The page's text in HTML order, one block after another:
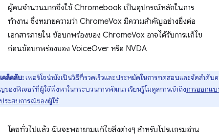
ผู้คนจำนวนมากจึงใช้ Chromebook เป็นอุปกรณ์หลักในการ
ทำงาน ซึ่งหมายความว่า ChromeVox มีความสำคัญอย่างยิ่งต่อ
เอกสารภายใน ข้อบกพร่องของ ChromeVox อาจได้รับการแก้ไข
ก่อนข้อบกพร่องของ VoiceOver หรือ NVDA
เคล็ดลับ:เพอร์โซน่ายังเป็นวิธีที่รวดเร็วและประหยัดในการทดสอบและจัดลำดับ
ของฟีเจอร์ที่ผู้ใช้พึ่งพาในกระบวนการพัฒนา เรียนรู้โมดูลการเข้าถึงการออกแ
ระสบการณ์ของผู้ใช้
โดยทั่วไปแล้ว ฉันจะพยายามแก้ไขสิ่งต่างๆ สำหรับโปรแกรมอ่าน